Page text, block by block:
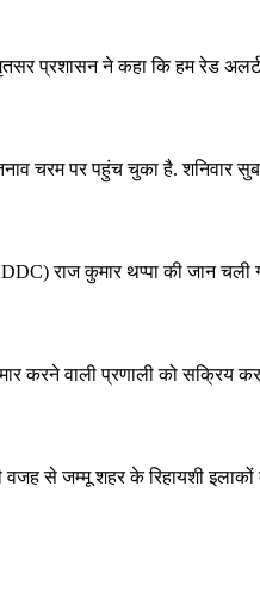
प्रशासन ने कहा कि हम रेड
चरम पर पहुंच चुका है.
राज कुमार थप्पा की जान
करने वाली प्रणाली को
से जम्मू शहर के रिहायशी